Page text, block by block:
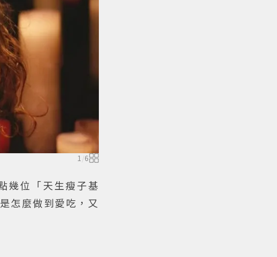
1/6
幾位「天生瘦子基
怎麼做到愛吃，又